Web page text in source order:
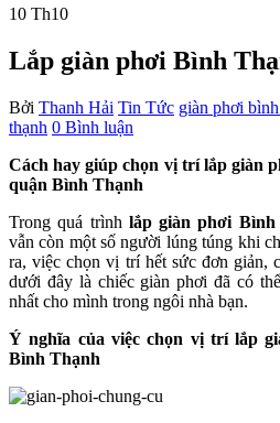
10 Th10
Lắp giàn phơi Bình
Bởi Thanh Hải Tin Tức giàn phơi
thạnh 0 Bình luận
Cách hay giúp chọn vị trí lắp giàn
quận Bình Thạnh
Trong quá trình lắp giàn phơi Bình
vẫn còn một số người lúng túng khi
ra, việc chọn vị trí hết sức đơn giản,
dưới đây là chiếc giàn phơi đã có
nhất cho mình trong ngôi nhà bạn.
Ý nghĩa của việc chọn vị trí lắp
Bình Thạnh